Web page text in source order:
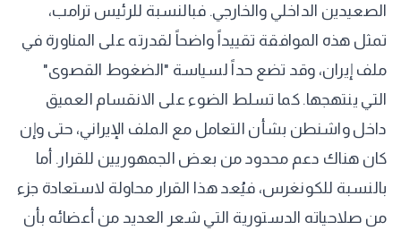
الصعيدين الداخلي والخارجي. فبالنسبة للرئيس ترامب،
تمثل هذه الموافقة تقييداً واضحاً لقدرته على المناورة في
ملف إيران، وقد تضع حداً لسياسة "الضغوط القصوى"
التي ينتهجها. كما تسلط الضوء على الانقسام العميق
داخل واشنطن بشأن التعامل مع الملف الإيراني، حتى وإن
كان هناك دعم محدود من بعض الجمهوريين للقرار. أما
بالنسبة للكونغرس، فيُعد هذا القرار محاولة لاستعادة جزء
من صلاحياته الدستورية التي شعر العديد من أعضائه بأن